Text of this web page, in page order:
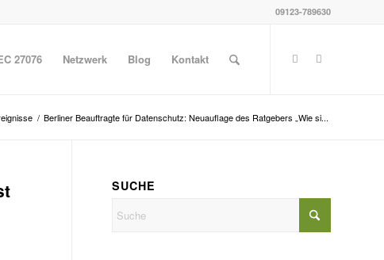
09123-789630
27076 Netzwerk Blog Kontakt
/ Berliner Beauftragte für Datenschutz: Neuauflage des Ratgebers „Wie si...
SUCHE